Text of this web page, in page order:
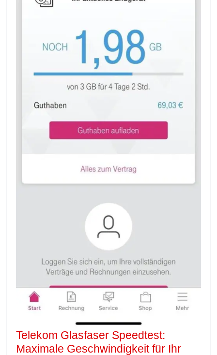
Telekom Glasfaser Speedtest:
Maximale Geschwindigkeit für Ihr